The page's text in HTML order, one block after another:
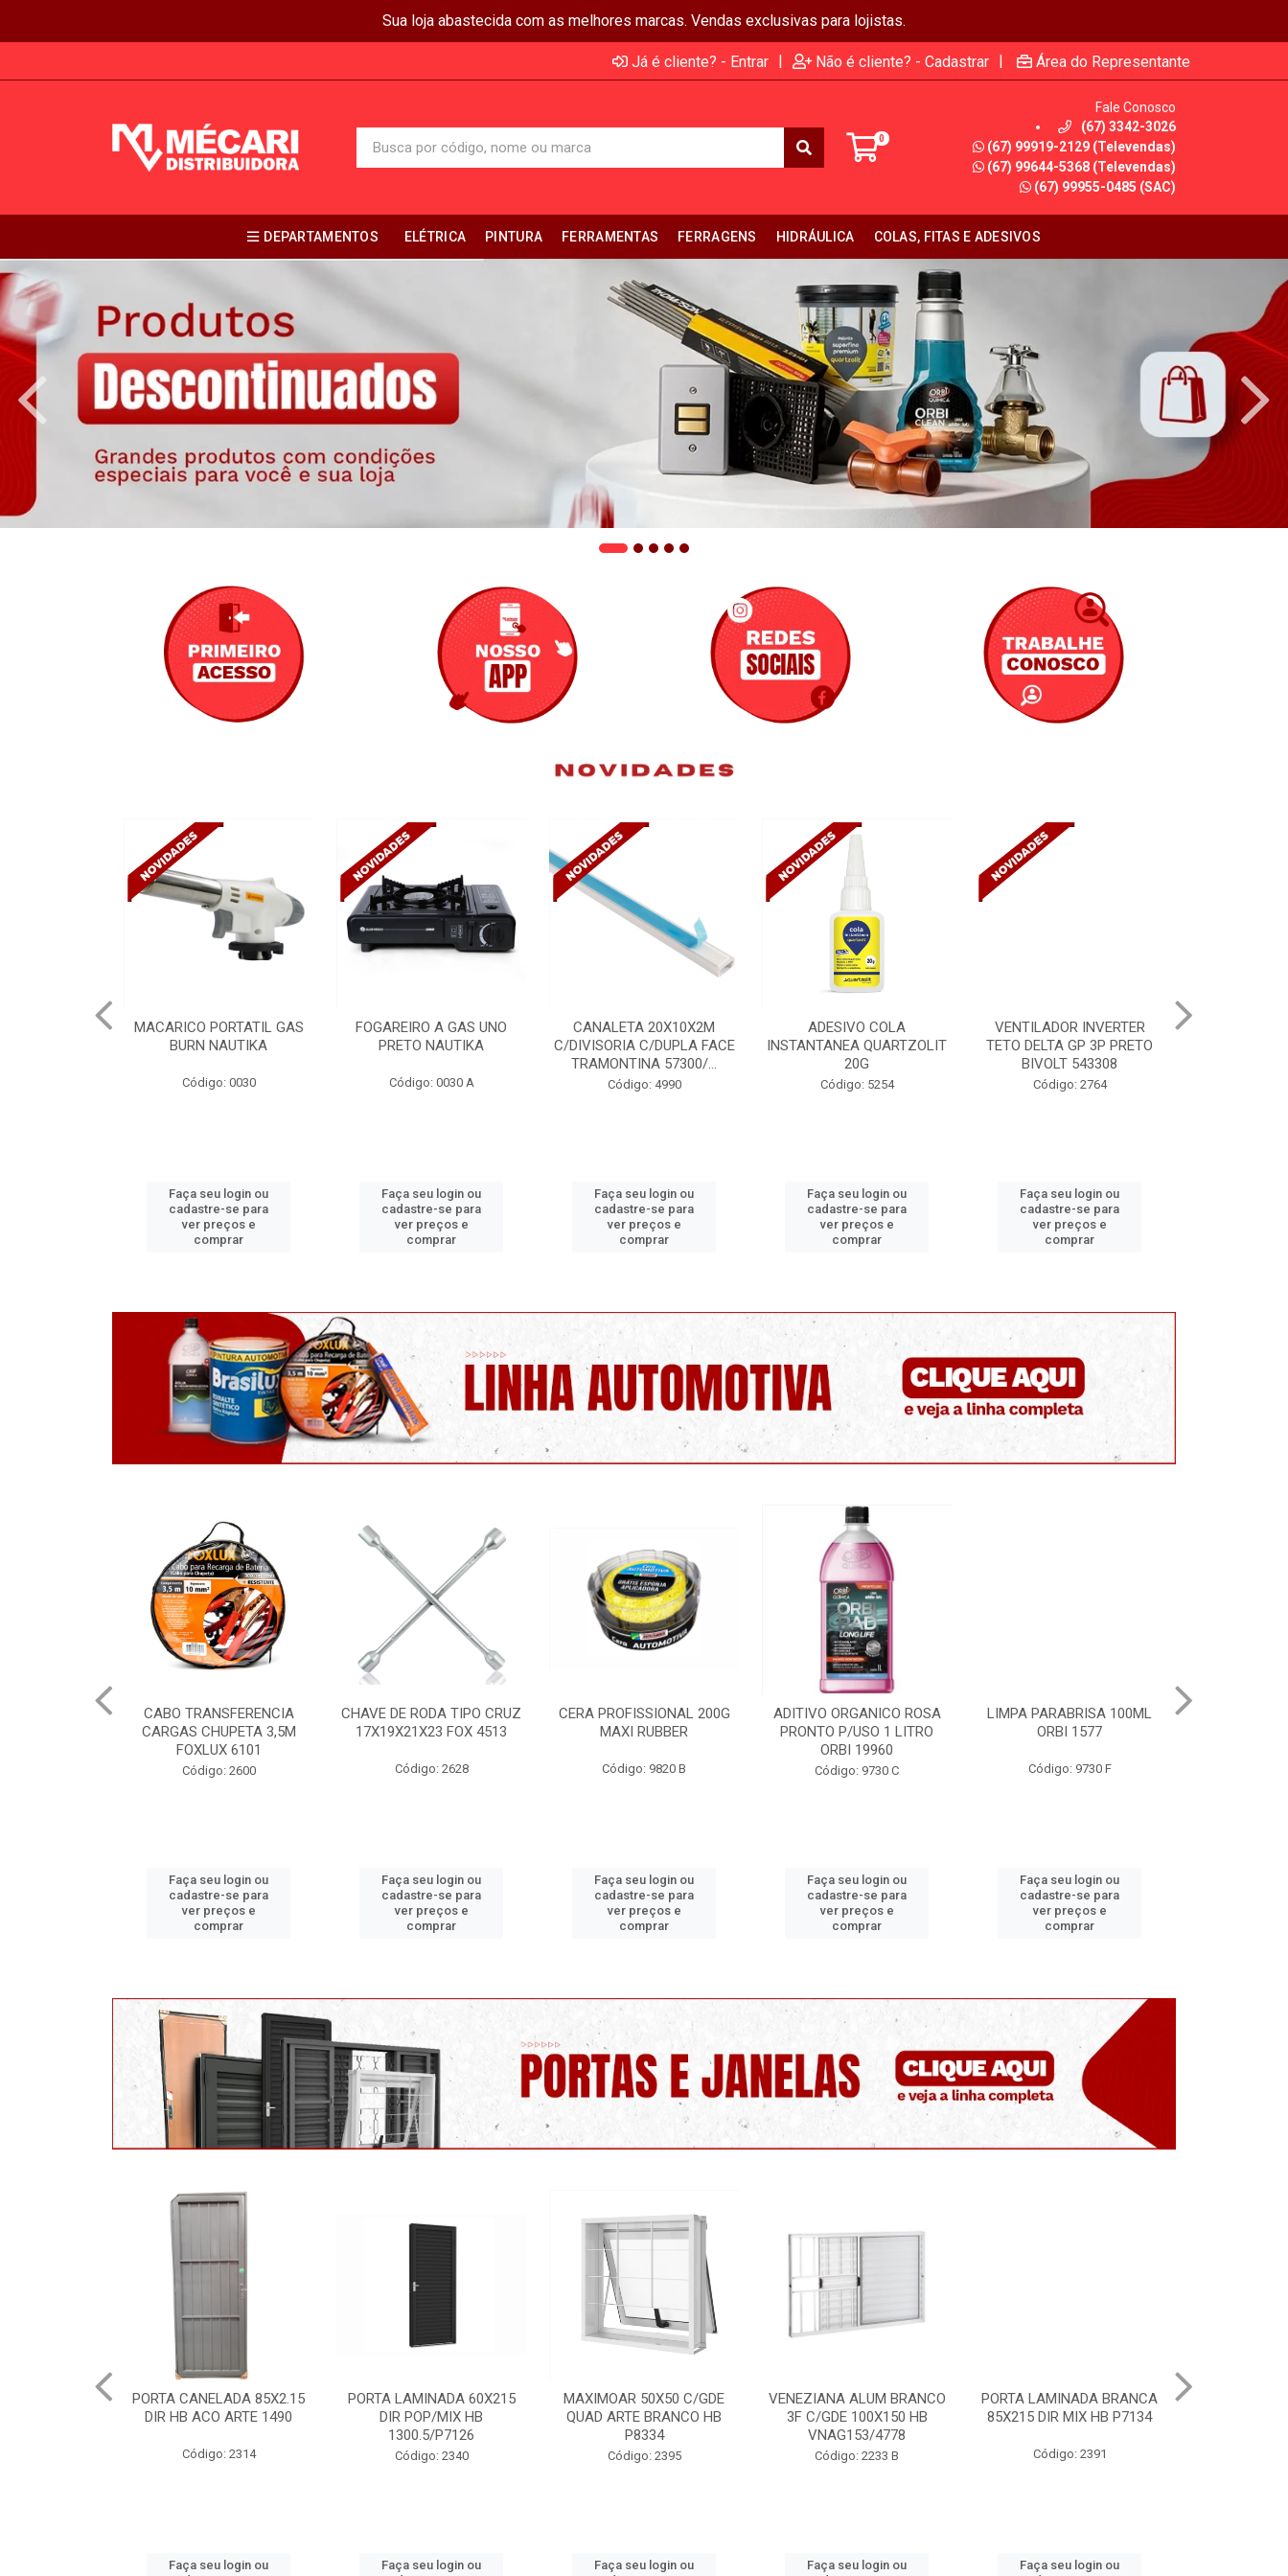
Sua loja abastecida com as melhores marcas. Vendas exclusivas para lojistas.
Já é cliente? - Entrar | Não é cliente? - Cadastrar | Área do Representante
0
Fale Conosco
(67) 3342-3026
(67) 99919-2129 (Televendas)
(67) 99644-5368 (Televendas)
(67) 99955-0485 (SAC)
DEPARTAMENTOS ELÉTRICA PINTURA FERRAMENTAS FERRAGENS HIDRÁULICA COLAS, FITAS E ADESIVOS
FOGAREIRO A GAS UNO
PRETO NAUTIKA
Código: 0030 A
Faça seu login ou
cadastre-se para
ver preços e
comprar
CANALETA 20X10X2M
C/DIVISORIA C/DUPLA FACE
Código: 4990
Faça seu login ou
cadastre-se para
ver preços e
comprar
ADESIVO COLA
INSTANTANEA QUARTZOLIT
20G
Código: 5254
Faça seu login ou
cadastre-se para
ver preços e
comprar
VENTILADOR INVERTER
TETO DELTA GP 3P PRETO
BIVOLT 543308
Código: 2764
Faça seu login ou
cadastre-se para
ver preços e
comprar
VENTILADOR INVERTER
TETO DELTA GP 3P PRETO
BIVOLT 543302
Código: 2765
Faça seu login ou
cadastre-se para
ver preços e
comprar
CABO TRANSFERENCIA
CARGAS CHUPETA 3,5M
FOXLUX 6101
Código: 2600
Faça seu login ou
cadastre-se para
ver preços e
comprar
CHAVE DE RODA TIPO CRUZ
17X19X21X23 FOX 4513
Código: 2628
Faça seu login ou
cadastre-se para
ver preços e
comprar
CERA PROFISSIONAL 200G
MAXI RUBBER
Código: 9820 B
Faça seu login ou
cadastre-se para
ver preços e
comprar
ADITIVO ORGANICO ROSA
PRONTO P/USO 1 LITRO
ORBI 19960
Código: 9730 C
Faça seu login ou
cadastre-se para
ver preços e
comprar
LIMPA PARABRISA 100ML
ORBI 1577
Código: 9730 F
Faça seu login ou
cadastre-se para
ver preços e
comprar
PORTA CANELADA 85X2.15
DIR HB ACO ARTE 1490
Código: 2314
Faça seu login ou
PORTA LAMINADA 60X215
DIR POP/MIX HB
1300.5/P7126
Código: 2340
Faça seu login ou
MAXIMOAR 50X50 C/GDE
QUAD ARTE BRANCO HB
P8334
Código: 2395
Faça seu login ou
VENEZIANA ALUM BRANCO
3F C/GDE 100X150 HB
VNAG153/4778
Código: 2233 B
Faça seu login ou
PORTA LAMINADA BRANCA
85X215 DIR MIX HB P7134
Código: 2391
Faça seu login ou